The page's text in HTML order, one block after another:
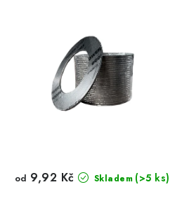
Skladem (>5 ks)
od 9,92 Kč